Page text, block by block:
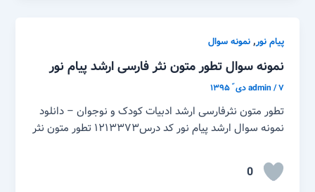
پیام نور,نمونه سوال
نمونه سوال تطور متون نثر فارسی ارشد پیام نور
admin/۷ دی ّ ۱۳۹۵
تطور متون نثرفارسی ارشد ادبیات کودک و نوجوان – دانلود
نمونه سوال ارشد پیام نور کد درس۱۲۱۳۳۷۳ تطور متون نثر
0